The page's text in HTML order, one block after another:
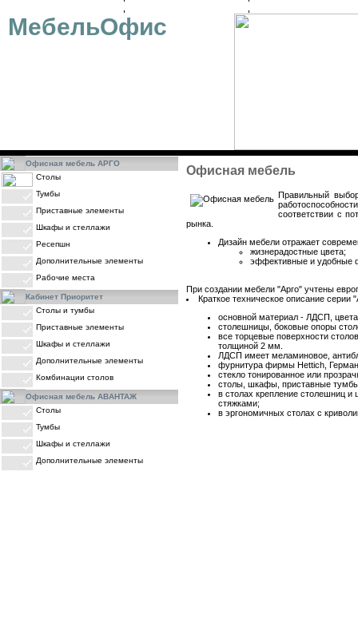
МебельОфис
Офисная мебель АРГО
Столы
Тумбы
Приставные элементы
Шкафы и стеллажи
Ресепшн
Дополнительные элементы
Рабочие места
Кабинет Приоритет
Столы и тумбы
Приставные элементы
Шкафы и стеллажи
Дополнительные элементы
Комбинации столов
Офисная мебель АВАНТАЖ
Столы
Тумбы
Шкафы и стеллажи
Дополнительные элементы
Офисная мебель
Правильный
соответствии с
рынка.
Дизайн мебели отражает
жизнерадостные цвета;
эффективные и удобные
При создании мебели "Арго" учтены
Краткое техническое описание серии
основной материал - ЛДСП,
cтолешницы, боковые опоры
все торцевые поверхности
толщиной 2 мм.
ЛДСП имеет меламиновое,
фурнитура фирмы Hettich,
стекло тонированное или
cтолы, шкафы, приставные
в столах крепление столешниц
стяжками;
в эргономичных столах с